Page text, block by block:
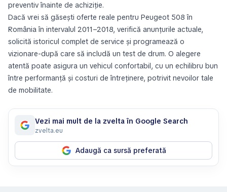
preventiv înainte de achiziție.
Dacă vrei să găsești oferte reale pentru Peugeot 508 în
România în intervalul 2011–2018, verifică anunțurile actuale,
solicită istoricul complet de service și programează o
vizionare-după care să includă un test de drum. O alegere
atentă poate asigura un vehicul confortabil, cu un echilibru bun
între performanță și costuri de întreținere, potrivit nevoilor tale
de mobilitate.
Vezi mai mult de la zvelta în Google Search
zvelta.eu
Adaugă ca sursă preferată